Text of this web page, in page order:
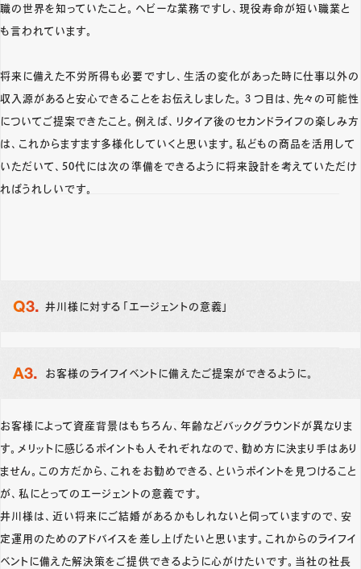
職の世界を知っていたこと。ヘビーな業務ですし、現役寿命が短い職業と
も言われています。
将来に備えた不労所得も必要ですし、生活の変化があった時に仕事以外の
収入源があると安心できることをお伝えしました。３つ目は、先々の可能性
についてご提案できたこと。例えば、リタイア後のセカンドライフの楽しみ方
は、これからますます多様化していくと思います。私どもの商品を活用して
いただいて、50代には次の準備をできるように将来設計を考えていただけ
ればうれしいです。
井川様に対する「エージェントの意義」
お客様のライフイベントに備えたご提案ができるように。
お客様によって資産背景はもちろん、年齢などバックグラウンドが異なりま
す。メリットに感じるポイントも人それぞれなので、勧め方に決まり手はあり
ません。この方だから、これをお勧めできる、というポイントを見つけること
が、私にとってのエージェントの意義です。
井川様は、近い将来にご結婚があるかもしれないと伺っていますので、安
定運用のためのアドバイスを差し上げたいと思います。これからのライフイ
ベントに備えた解決策をご提供できるように心がけたいです。当社の社長